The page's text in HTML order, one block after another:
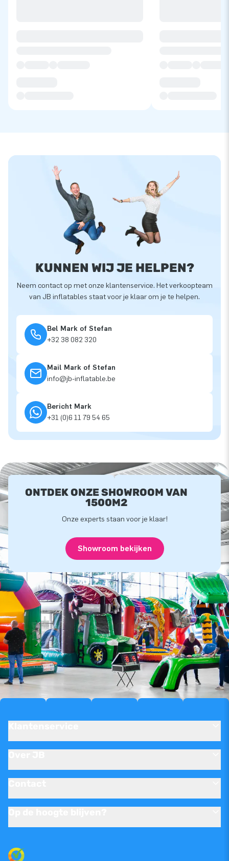
KUNNEN WIJ JE HELPEN?
Neem contact op met onze klantenservice. Het verkoopteam
van JB inflatables staat voor je klaar om je te helpen.
Bel Mark of Stefan
+32 38 082 320
Mail Mark of Stefan
info@jb-inflatable.be
Bericht Mark
+31 (0)6 11 79 54 65
ONTDEK ONZE SHOWROOM VAN
1500M2
Onze experts staan voor je klaar!
Showroom bekijken